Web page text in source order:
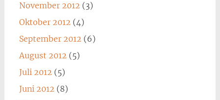
November 2012 (3)
Oktober 2012 (4)
September 2012 (6)
August 2012 (5)
Juli 2012 (5)
Juni 2012 (8)